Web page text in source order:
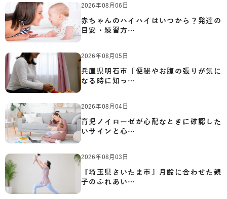
2026年08月06日
赤ちゃんのハイハイはいつから？発達の
目安・練習方…
2026年08月05日
兵庫県明石市「便秘やお腹の張りが気に
なる時に知っ…
2026年08月04日
育児ノイローゼが心配なときに確認した
いサインと心…
2026年08月03日
『埼玉県さいたま市』月齢に合わせた親
子のふれあい…